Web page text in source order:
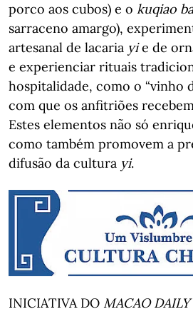
porco aos cubos) e o kuqiao
sarraceno amargo),
artesanal de lacaria yie de
e experienciar rituais
hospitalidade, como o “vinho
com que os anfitriões
Estes elementos não só
como também promovem a
difusão da cultura yi.
INICIATIVA DO MACAO